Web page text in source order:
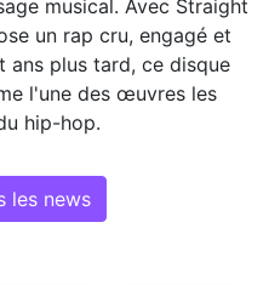
musical. Avec Straight
un rap cru, engagé et
ans plus tard, ce disque
l'une des œuvres les
hip-hop.
les news